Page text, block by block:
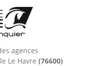
agences
Le Havre (76600)